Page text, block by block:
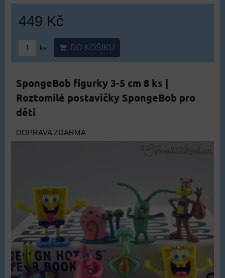
449 Kč
ks DO KOŠÍKU
SpongeBob figurky 3-5 cm 8 ks |
Roztomilé postavičky SpongeBob pro
děti
DOPRAVA ZDARMA